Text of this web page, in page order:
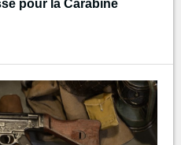
pour la Carabine